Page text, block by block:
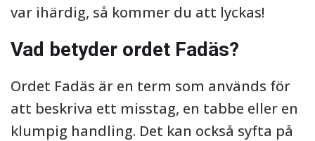
var ihärdig, så kommer du att lyckas!
Vad betyder ordet Fadäs?
Ordet Fadäs är en term som används för
att beskriva ett misstag, en tabbe eller en
klumpig handling. Det kan också syfta på